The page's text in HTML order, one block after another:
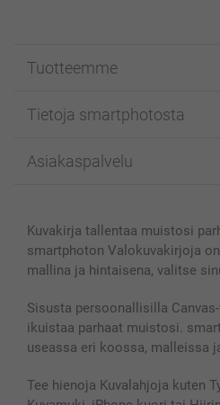
Tuotteemme
Kuvakortit
Kuvakirjat
Kännykkä & Tabletti
MyNameBook
Valokuvakehykset &
Lahjakortti
Kaikki kuvatuotteet
Tietoja smartphotosta
Affiliate ohjelma
Sivukartta
Ehdot/takuut
Asiakaspalvelu
smartbonus
Hinnat & maksutavat
Kuvakirja tallentaa muistosi
smartphoton Valokuvakirjoja
mallina ja hintaisena, valitse
Sisusta persoonallisilla
ikuistaa parhaat muistosi.
useassa eri koossa, malleissa
Tee hienoja Kuvalahjoja kuten